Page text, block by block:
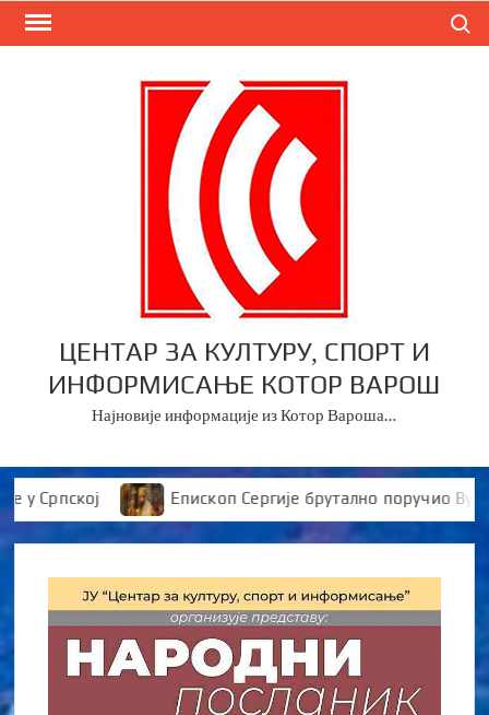
Skip
ЦЕНТАР ЗА КУЛТУРУ, СПОРТ И
ИНФОРМИСАЊЕ КОТОР ВАРОШ
Најновије информације из Котор Вароша…
Епископ Сергије брутално поручио